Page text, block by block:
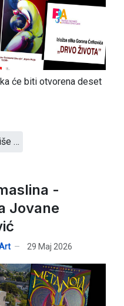
će biti otvorena deset
…
-
Jovane
29 Maj 2026